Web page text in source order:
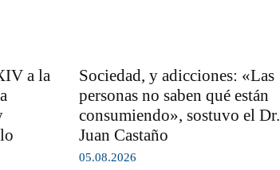
a la
Sociedad, y adicciones: «Las
personas no saben qué están
consumiendo», sostuvo el Dr.
Juan Castaño
05.08.2026